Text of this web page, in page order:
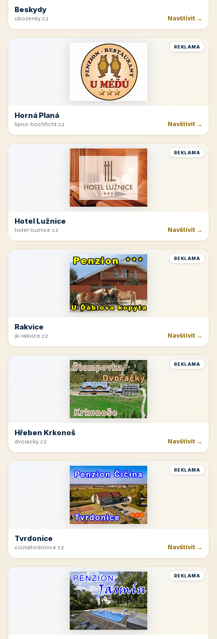
Beskydy
ubozenky.cz Navštívit →
REKLAMA
Horná Planá
lipno-hochficht.cz Navštívit →
REKLAMA
Hotel Lužnice
hotel-luznice.cz Navštívit →
REKLAMA
Rakvice
jk-rakvice.cz Navštívit →
REKLAMA
Hřeben Krkonoš
dvoracky.cz Navštívit →
REKLAMA
Tvrdonice
cicinatvrdonice.cz Navštívit →
REKLAMA